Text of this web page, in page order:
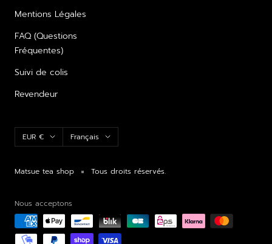
Mentions Légales
FAQ (Questions
Fréquentes)
Suivi de colis
Revendeur
Devise
EUR € Langue
Français
Matsue tea shop Tous droits réservés.
Nous acceptons